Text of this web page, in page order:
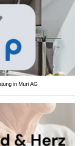
in Muri AG